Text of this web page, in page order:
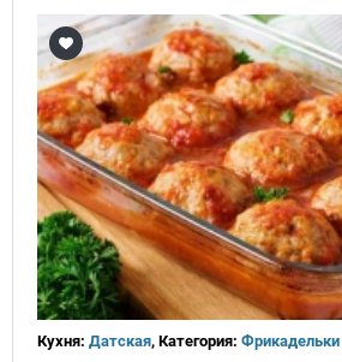
Кухня: Датская, Категория: Фрикадельки